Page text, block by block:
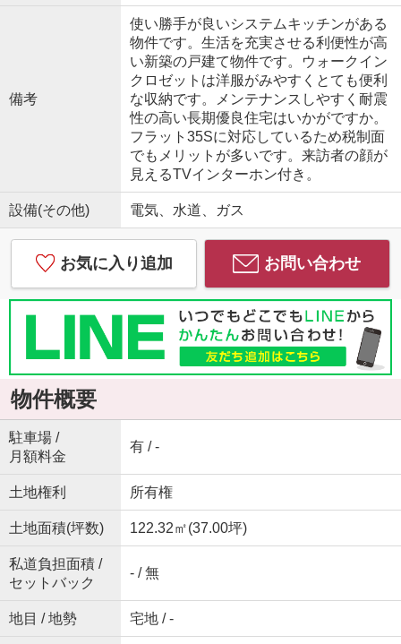
備考
使い勝手が良いシステムキッチンがある
物件です。生活を充実させる利便性が高
い新築の戸建て物件です。ウォークイン
クロゼットは洋服がみやすくとても便利
な収納です。メンテナンスしやすく耐震
性の高い長期優良住宅はいかがですか。
フラット35Sに対応しているため税制面
でもメリットが多いです。来訪者の顔が
見えるTVインターホン付き。
設備(その他) 電気、水道、ガス
お気に入り追加 お問い合わせ
物件概要
駐車場 /
月額料金
有 / -
土地権利 所有権
土地面積(坪数) 122.32㎡(37.00坪)
私道負担面積 /
セットバック
- / 無
地目 / 地勢 宅地 / -